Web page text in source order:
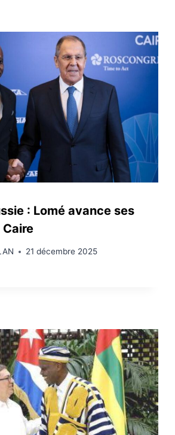
: Lomé avance ses
Caire
21 décembre 2025